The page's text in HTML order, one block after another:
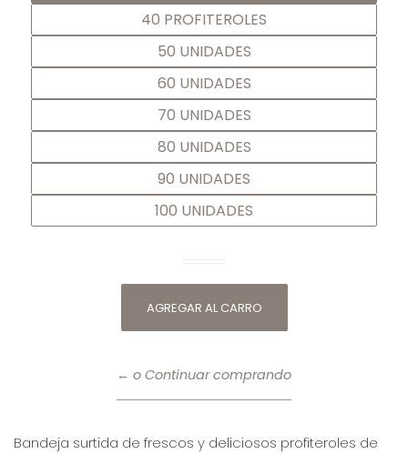
40 PROFITEROLES
50 UNIDADES
60 UNIDADES
70 UNIDADES
80 UNIDADES
90 UNIDADES
100 UNIDADES
← o Continuar comprando
Bandeja surtida de frescos y deliciosos profiteroles de